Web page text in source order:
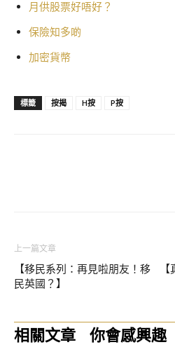
月供股票好唔好？
保險知多啲
加密貨幣
標籤 按揭 H按 P按
上一篇文章
【移民系列：再見啦朋友！移
民英國？】
相關文章 你會感興趣